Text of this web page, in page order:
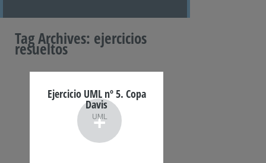
Tag Archives: ejercicios
resueltos
+
Ejercicio UML nº 5. Copa
Davis
UML